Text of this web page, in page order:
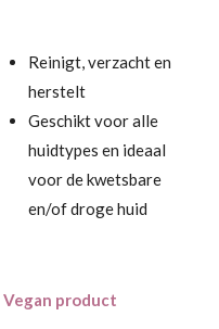
Reinigt, verzacht en
herstelt
Geschikt voor alle
huidtypes en ideaal
voor de kwetsbare
en/of droge huid
Vegan product